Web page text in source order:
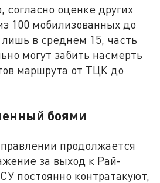
согласно оценке других
100 мобилизованных до
в среднем 15, часть
могут забить насмерть
маршрута от ТЦК до
боями
продолжается
за выход к Рай-
постоянно контратакуют,